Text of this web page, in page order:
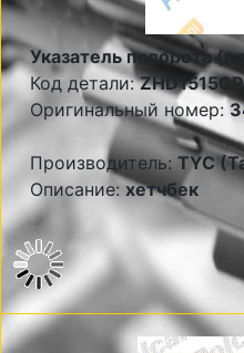
Указатель поворота
Код детали:ZHD1515CR
Оригинальный номер:
Производитель: TYC
Описание: хетчбек